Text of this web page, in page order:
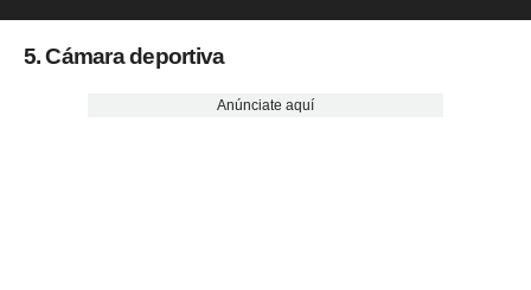
5. Cámara deportiva
Anúnciate aquí